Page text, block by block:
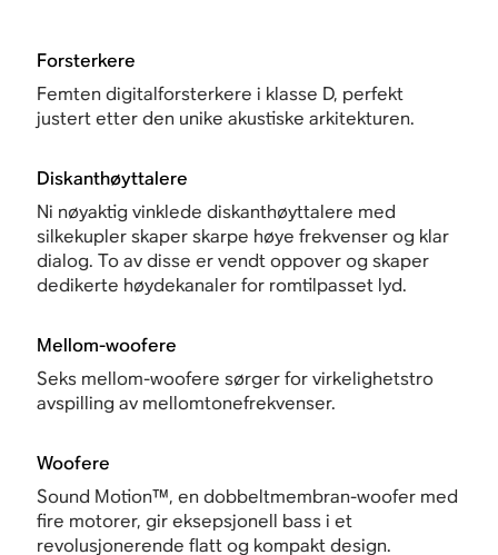
Forsterkere
Femten digitalforsterkere i klasse D, perfekt
justert etter den unike akustiske arkitekturen.
Diskanthøyttalere
Ni nøyaktig vinklede diskanthøyttalere med
silkekupler skaper skarpe høye frekvenser og klar
dialog. To av disse er vendt oppover og skaper
dedikerte høydekanaler for romtilpasset lyd.
Mellom-woofere
Seks mellom-woofere sørger for virkelighetstro
avspilling av mellomtonefrekvenser.
Woofere
Sound Motion™, en dobbeltmembran-woofer med
fire motorer, gir eksepsjonell bass i et
revolusjonerende flatt og kompakt design.